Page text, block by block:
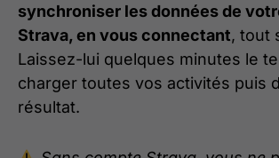
synchroniser les données de
Strava, en vous connectant, tout
Laissez-lui quelques minutes le
charger toutes vos activités puis
résultat.